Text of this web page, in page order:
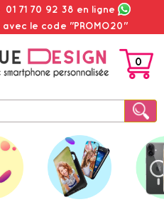
01 71 70 92 38 en ligne
le code "PROMO20"
PANIER
0